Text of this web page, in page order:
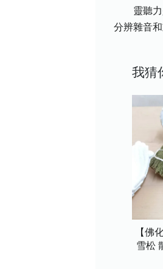
靈聽力是
分辨雜音
我猜
【佛
雪松